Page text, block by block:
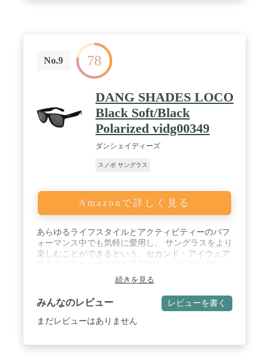
掲載の写真と異なる場合がございます。 ※ブランド
またはアイテムにより、表記のサイズに若干の差が
ある場合がございます。 ※販売価格は入荷の時期に
よって変動する場合があります。予めご了承下さい
で、随時在庫が変動しております。 ご注文が確定し
ても、タイミングによっては商品がご用意出来ない
場合がございます。 #DANGSHADES #ダンシェイ
ディーズ #サングラス #ポラドイズド #偏光レンズ #
偏光サングラス #ゴーグル #メガネ #眼鏡 #skate
メンズ #レディース #サーフブランド #SURF
No.9 78
DANG SHADES LOCO
Black Soft/Black
Polarized vidg00349
ダンシェイディーズ
スノボ サングラス
Amazonで詳しく見る
あらゆるライフスタイルとアクティビティーのパフ
ォーマンス中でも気軽に愛用し、 サングラスをより
楽しむことができるという、セカンド・アイウェア
サングラスです。 / LOCO◆ 人気のオリジナル・フ
レームに近いフレーム形を保ちつつ、よりシャープ
な印象を与えるフロントフレーム。様々なシーンで
もフィットするテンプル幅が魅力。 / 【DANG
SHADES】 プロ・スノーボーダーとして活躍をして
続きを見る
みんなのレビュー レビューを書く
まだレビューはありません